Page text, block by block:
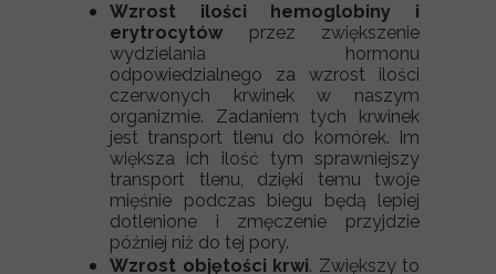
Wzrost ilości hemoglobiny i
erytrocytów przez zwiększenie
wydzielania hormonu
odpowiedzialnego za wzrost ilości
czerwonych krwinek w naszym
organizmie. Zadaniem tych krwinek
jest transport tlenu do komórek. Im
większa ich ilość tym sprawniejszy
transport tlenu, dzięki temu twoje
mięśnie podczas biegu będą lepiej
dotlenione i zmęczenie przyjdzie
później niż do tej pory.
Wzrost objętości krwi. Zwiększy to